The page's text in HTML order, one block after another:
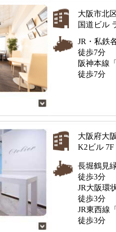
大阪市北
国道ビル
JR・私鉄
徒歩7分
阪神本線
徒歩7分
大阪府大
K2ビル 7F
長堀鶴見
徒歩3分
JR大阪環
徒歩3分
JR東西線
徒歩3分